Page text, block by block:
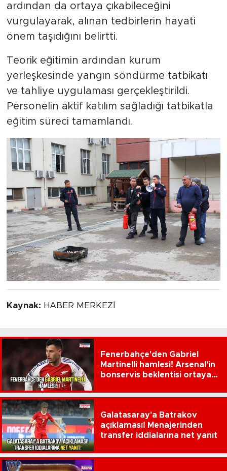
ardından da ortaya çıkabileceğini
vurgulayarak, alınan tedbirlerin hayati
önem taşıdığını belirtti.
Teorik eğitimin ardından kurum
yerleşkesinde yangın söndürme tatbikatı
ve tahliye uygulaması gerçekleştirildi.
Personelin aktif katılım sağladığı tatbikatla
eğitim süreci tamamlandı.
Kaynak: HABER MERKEZİ
Fenerbahçe'den Gabriel
Martinelli hamlesi! Arsenal'in
bonservis beklentisi ortaya
Galatasaray'a Batrakov
açıklaması! Menajerinden
transfer iddialarına net yanıt